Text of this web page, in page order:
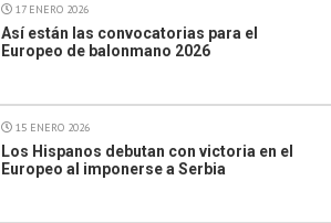
17 ENERO 2026
Así están las convocatorias para el
Europeo de balonmano 2026
15 ENERO 2026
Los Hispanos debutan con victoria en el
Europeo al imponerse a Serbia